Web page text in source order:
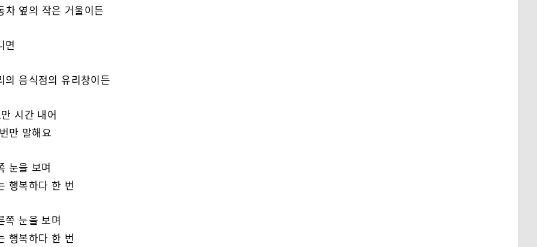
옆의 작은 거울이든
면
음식점의 유리창이든
시간 내어
말해요
눈을 보며
복하다 한 번
눈을 보며
복하다 한 번